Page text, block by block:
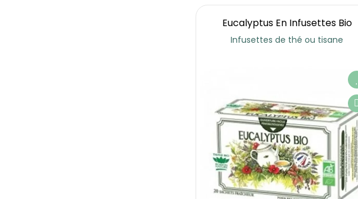
Eucalyptus En Infusettes Bio
Infusettes de thé ou tisane